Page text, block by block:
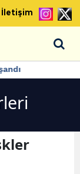
İletişim